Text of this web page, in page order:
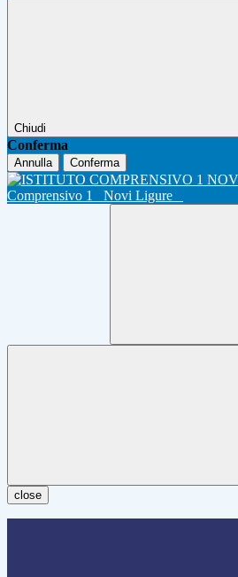
Chiudi
Conferma
Annulla Conferma
Comprensivo 1
Novi Ligure
close